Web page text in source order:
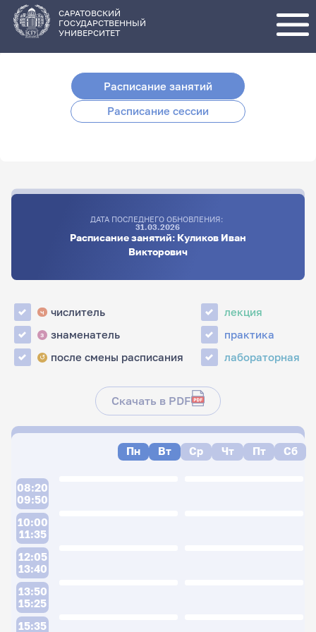
основному
содержанию
САРАТОВСКИЙ
ГОСУДАРСТВЕННЫЙ
УНИВЕРСИТЕТ
Расписание занятий
Расписание сессии
ДАТА ПОСЛЕДНЕГО ОБНОВЛЕНИЯ:
31.03.2026
Расписание занятий: Куликов Иван
Викторович
ч числитель
з знаменатель
↺ после смены расписания
лекция
практика
лабораторная
Скачать в PDF
Пн Вт Ср Чт Пт Сб
08:20
09:50
10:00
11:35
12:05
13:40
13:50
15:25
15:35